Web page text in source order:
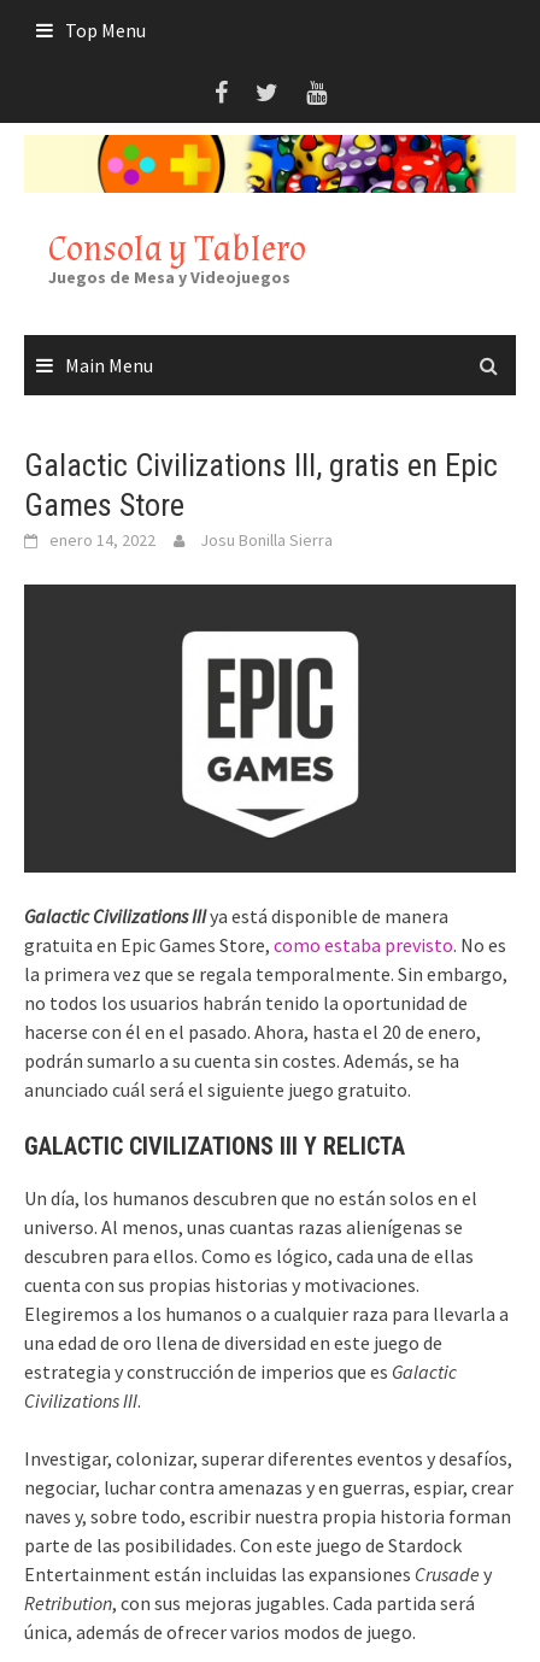
Top Menu
Consola y Tablero
Juegos de Mesa y Videojuegos
Main Menu
Galactic Civilizations III, gratis en Epic
Games Store
enero 14, 2022 Josu Bonilla Sierra
Galactic Civilizations IIIya está disponible de manera
gratuita en Epic Games Store, como estaba previsto. No es
la primera vez que se regala temporalmente. Sin embargo,
no todos los usuarios habrán tenido la oportunidad de
hacerse con él en el pasado. Ahora, hasta el 20 de enero,
podrán sumarlo a su cuenta sin costes. Además, se ha
anunciado cuál será el siguiente juego gratuito.
GALACTIC CIVILIZATIONS III Y RELICTA
Un día, los humanos descubren que no están solos en el
universo. Al menos, unas cuantas razas alienígenas se
descubren para ellos. Como es lógico, cada una de ellas
cuenta con sus propias historias y motivaciones.
Elegiremos a los humanos o a cualquier raza para llevarla a
una edad de oro llena de diversidad en este juego de
estrategia y construcción de imperios que es Galactic
Civilizations III.
Investigar, colonizar, superar diferentes eventos y desafíos,
negociar, luchar contra amenazas y en guerras, espiar, crear
naves y, sobre todo, escribir nuestra propia historia forman
parte de las posibilidades. Con este juego de Stardock
Entertainment están incluidas las expansiones Crusade y
Retribution, con sus mejoras jugables. Cada partida será
única, además de ofrecer varios modos de juego.